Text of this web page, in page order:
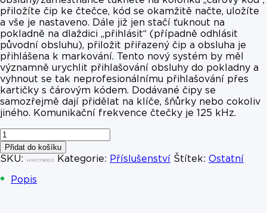
přiložíte čip ke čtečce, kód se okamžitě načte, uložíte
a vše je nastaveno. Dále již jen stačí ťuknout na
pokladně na dlaždici „přihlásit“ (případně odhlásit
původní obsluhu), přiložit přiřazený čip a obsluha je
přihlášena k markování. Tento nový systém by měl
významně urychlit přihlašování obsluhy do pokladny a
vyhnout se tak neprofesionálnímu přihlašování přes
kartičky s čárovým kódem. Dodávané čipy se
samozřejmě dají přidělat na klíče, šňůrky nebo cokoliv
jiného. Komunikační frekvence čtečky je 125 kHz.
Čtečka
RFID
čipů
Přidat do košíku
SKU: HW078003 Kategorie: Příslušenství Štítek: Ostatní
Popis